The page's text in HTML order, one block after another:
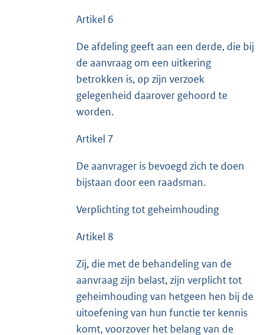
Artikel 6
De afdeling geeft aan een derde, die bij
de aanvraag om een uitkering
betrokken is, op zijn verzoek
gelegenheid daarover gehoord te
worden.
Artikel 7
De aanvrager is bevoegd zich te doen
bijstaan door een raadsman.
Verplichting tot geheimhouding
Artikel 8
Zij, die met de behandeling van de
aanvraag zijn belast, zijn verplicht tot
geheimhouding van hetgeen hen bij de
uitoefening van hun functie ter kennis
komt, voorzover het belang van de